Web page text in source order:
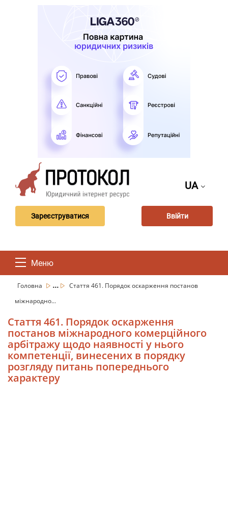
UA
Зареєструватися Ввійти
Меню
Головна ...
Стаття 461. Порядок оскарження постанов
міжнародно...
Стаття 461. Порядок оскарження
постанов міжнародного комерційного
арбітражу щодо наявності у нього
компетенції, винесених в порядку
розгляду питань попереднього
характеру